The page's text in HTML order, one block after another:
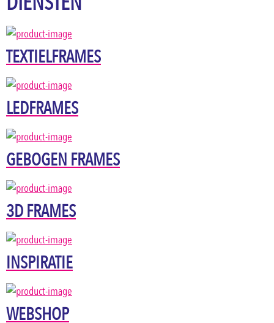
TEXTIELFRAMES
LEDFRAMES
GEBOGEN FRAMES
3D FRAMES
INSPIRATIE
WEBSHOP